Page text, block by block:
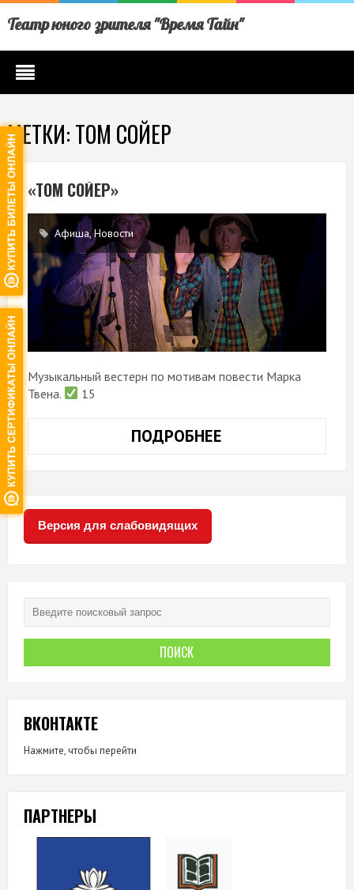
Театр юного зрителя "Время Тайн"
МЕТКИ: ТОМ СОЙЕР
«ТОМ СОЙЕР»
Афиша,Новости
Музыкальный вестерн по мотивам повести Марка
Твена.
15
ПОДРОБНЕЕ
Версия для слабовидящих
ВКОНТАКТЕ
Нажмите, чтобы перейти
ПАРТНЕРЫ